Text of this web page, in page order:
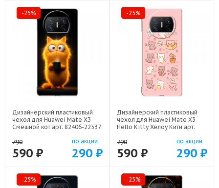
-25%
Дизайнерский пластиковый
чехол для Huawei Mate X3
Смешной кот арт: 82406-22537
790
590 ₽
по акции
290 ₽
-25%
Дизайнерский пластиковый
чехол для Huawei Mate X3
Hello Kitty Хелоу Кити арт:
790
590 ₽
по акции
290 ₽
-25% -25%